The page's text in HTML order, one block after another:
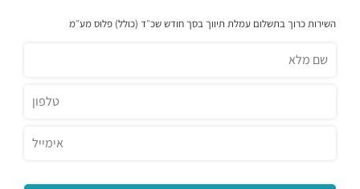
השירות כרוך בתשלום עמלת תיווך בסך חודש שכ״ד (כולל) פלוס מע״מ